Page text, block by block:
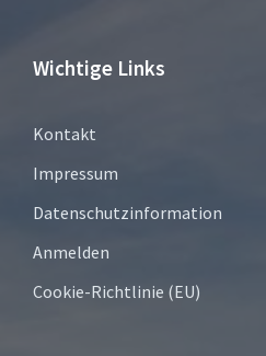
Wichtige Links
Kontakt
Impressum
Datenschutzinformation
Anmelden
Cookie-Richtlinie (EU)